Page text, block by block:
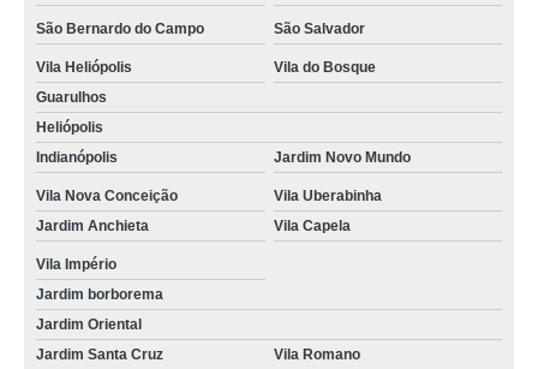
cursos do cfc Parque Imperial
cursos cfc locais de renovação cnh Água Funda
curso cfc reciclagem orçar Parque Bristol
onde faz curso cfc primeira habilitação Praça da sé
curso cfc auto escola orçar Vila Capela
curso cfc auto escola Jardim Paulista
onde faz curso cfc auto escola Saúde
curso cfc reciclagem orçar Vila Romano
valor de curso cfc auto escola Vila Água Funda
São Bernardo do Campo São Salvador
Vila Heliópolis
Vila do Bosque
Guarulhos
Heliópolis
Indianópolis
Jardim Novo Mundo
Vila Nova Conceição
Vila Uberabinha
Jardim Anchieta
Vila Capela
Vila Império
Jardim borborema
Jardim Oriental
Jardim Santa Cruz
Vila Romano